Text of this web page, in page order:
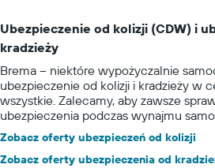
Ubezpieczenie od kolizji (CDW) i
kradzieży
Brema – niektóre wypożyczalnie
ubezpieczenie od kolizji i kradzieży w
wszystkie. Zalecamy, aby zawsze
ubezpieczenia podczas wynajmu
Zobacz oferty ubezpieczeń od kolizji
Zobacz oferty ubezpieczenia od